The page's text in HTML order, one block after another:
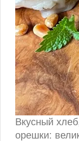
Вкусный
орешки: